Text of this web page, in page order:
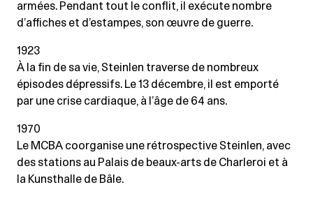
armées. Pendant tout le conflit, il exécute nombre
d’affiches et d’estampes, son œuvre de guerre.
1923
À la fin de sa vie, Steinlen traverse de nombreux
épisodes dépressifs. Le 13 décembre, il est emporté
par une crise cardiaque, à l’âge de 64 ans.
1970
Le MCBA coorganise une rétrospective Steinlen, avec
des stations au Palais de beaux-arts de Charleroi et à
la Kunsthalle de Bâle.